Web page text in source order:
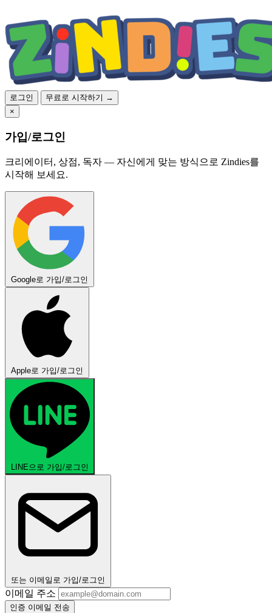
로그인
무료로 시작하기 →
×
가입/로그인
크리에이터, 상점, 독자 — 자신에게 맞는 방식으로 Zindies를
시작해 보세요.
Google로 가입/로그인
Apple로 가입/로그인
LINE으로 가입/로그인
또는 이메일로 가입/로그인
이메일 주소
인증 이메일 전송